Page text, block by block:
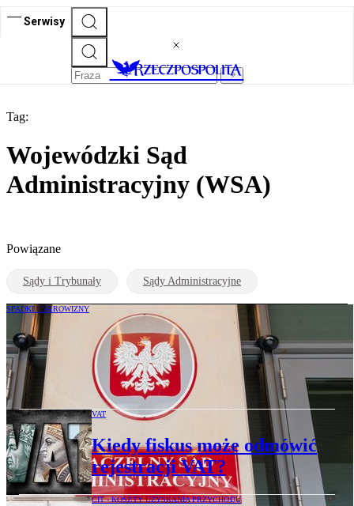
Serwisy
Tag:
Wojewódzki Sąd
Administracyjny (WSA)
Powiązane
Sądy i Trybunały Sądy Administracyjne
SPADKI I DAROWIZNY
NSA: darowizna przelana na cudze konto
nie zawsze pozbawia ulgi podatkowej dla
najbliższej rodziny
VAT
Kiedy fiskus może odmówić
rejestracji VAT?
CIT - KOSZTY UZYSKANIA PRZYCHODU